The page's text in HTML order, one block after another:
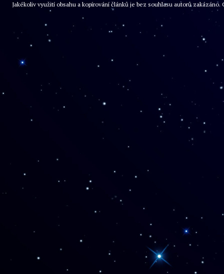
Jakékoliv využití obsahu a kopírování článků je bez souhlasu autorů